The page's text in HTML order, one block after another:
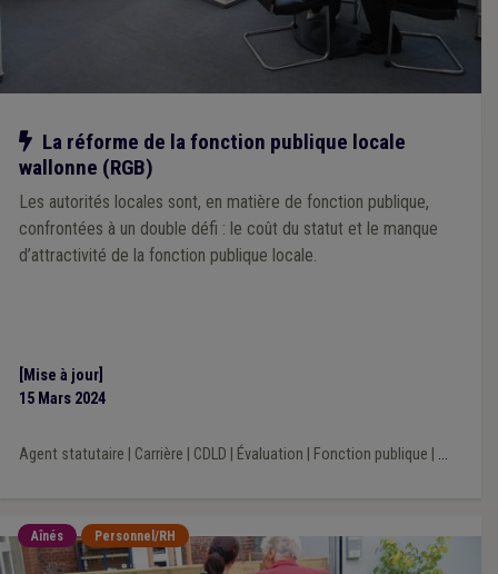
Notre action
La réforme de la fonction publique locale
wallonne (RGB)
Les autorités locales sont, en matière de fonction publique,
confrontées à un double défi : le coût du statut et le manque
d’attractivité de la fonction publique locale.
[Mise à jour]
15 Mars 2024
Agent statutaire Carrière CDLD Évaluation Fonction publique ...
Aînés Personnel/RH